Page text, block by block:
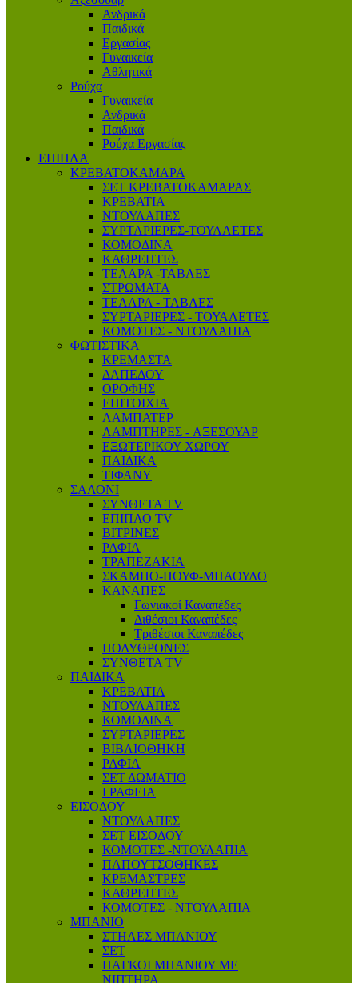
Ανδρικά
Παιδικά
Εργασίας
Γυναικεία
Αθλητικά
Ρούχα
Γυναικεία
Ανδρικά
Παιδικά
Ρούχα Εργασίας
ΕΠΙΠΛΑ
ΚΡΕΒΑΤΟΚΑΜΑΡΑ
ΣΕΤ ΚΡΕΒΑΤΟΚΑΜΑΡΑΣ
ΚΡΕΒΑΤΙΑ
ΝΤΟΥΛΑΠΕΣ
ΣΥΡΤΑΡΙΕΡΕΣ-ΤΟΥΑΛΕΤΕΣ
ΚΟΜΟΔΙΝΑ
ΚΑΘΡΕΠΤΕΣ
ΤΕΛΑΡΑ -ΤΑΒΛΕΣ
ΣΤΡΩΜΑΤΑ
ΤΕΛΑΡΑ - ΤΑΒΛΕΣ
ΣΥΡΤΑΡΙΕΡΕΣ - ΤΟΥΑΛΕΤΕΣ
ΚΟΜΟΤΕΣ - ΝΤΟΥΛΑΠΙΑ
ΦΩΤΙΣΤΙΚΑ
ΚΡΕΜΑΣΤΑ
ΔΑΠΕΔΟΥ
ΟΡΟΦΗΣ
ΕΠΙΤΟΙΧΙΑ
ΛΑΜΠΑΤΕΡ
ΛΑΜΠΤΗΡΕΣ - AΞΕΣΟΥΑΡ
ΕΞΩΤΕΡΙΚΟΥ ΧΩΡΟΥ
ΠΑΙΔΙΚΑ
ΤΙΦΑΝΥ
ΣΑΛΟΝΙ
ΣΥΝΘΕΤΑ TV
ΕΠΙΠΛΟ ΤV
ΒΙΤΡΙΝΕΣ
ΡΑΦΙΑ
ΤΡΑΠΕΖΑΚΙΑ
ΣΚΑΜΠΟ-ΠΟΥΦ-ΜΠΑΟΥΛΟ
ΚΑΝΑΠΕΣ
Γωνιακοί Καναπέδες
Διθέσιοι Καναπέδες
Τριθέσιοι Καναπέδες
ΠΟΛΥΘΡΟΝΕΣ
ΣΥΝΘΕΤΑ TV
ΠΑΙΔΙΚΑ
ΚΡΕΒΑΤΙΑ
ΝΤΟΥΛΑΠΕΣ
ΚΟΜΟΔΙΝΑ
ΣΥΡΤΑΡΙΕΡΕΣ
ΒΙΒΛΙΟΘΗΚΗ
ΡΑΦΙΑ
ΣΕΤ ΔΩΜΑΤΙΟ
ΓΡΑΦΕΙΑ
ΕΙΣΟΔΟΥ
ΝΤΟΥΛΑΠΕΣ
ΣΕΤ ΕΙΣΟΔΟΥ
ΚΟΜΟΤΕΣ -ΝΤΟΥΛΑΠΙΑ
ΠΑΠΟΥΤΣΟΘΗΚΕΣ
ΚΡΕΜΑΣΤΡΕΣ
ΚΑΘΡΕΠΤΕΣ
ΚΟΜΟΤΕΣ - ΝΤΟΥΛΑΠΙΑ
ΜΠΑΝΙΟ
ΣΤΗΛΕΣ ΜΠΑΝΙΟΥ
ΣΕΤ
ΠΑΓΚΟΙ ΜΠΑΝΙΟΥ ΜΕ
ΝΙΠΤΗΡΑ